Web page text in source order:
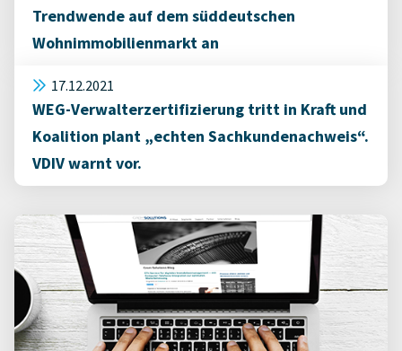
Trendwende auf dem süddeutschen
Wohnimmobilienmarkt an
17.12.2021
WEG-Verwalterzertifizierung tritt in Kraft und
Koalition plant „echten Sachkundenachweis“.
VDIV warnt vor.